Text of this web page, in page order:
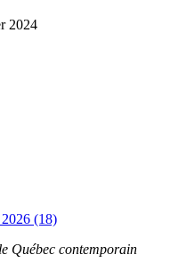
2024
(18)
Québec contemporain